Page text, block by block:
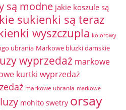
są modne jakie koszule są
sukienki są teraz
wyszczupla kolorowy
ubrania Markowe bluzki damskie
wyprzedaż markowe
kurtki wyprzedaż
markowe ubrania markowe
mohito swetry orsay